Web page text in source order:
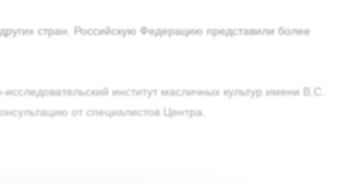
стран. Российскую Федерацию представили более
институт масличных культур имени В.С.
от специалистов Центра.